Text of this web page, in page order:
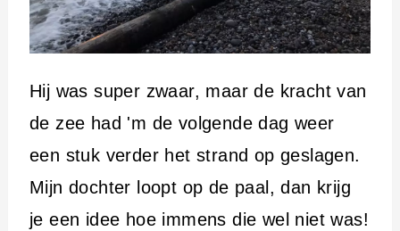
Hij was super zwaar, maar de kracht van
de zee had 'm de volgende dag weer
een stuk verder het strand op geslagen.
Mijn dochter loopt op de paal, dan krijg
je een idee hoe immens die wel niet was!